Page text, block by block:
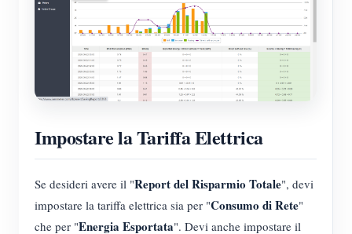
Impostare la Tariffa Elettrica
Se desideri avere il "Report del Risparmio Totale", devi
impostare la tariffa elettrica sia per "Consumo di Rete"
che per "Energia Esportata". Devi anche impostare il